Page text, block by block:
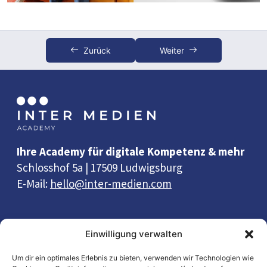
Einwilligung verwalten
Um dir ein optimales Erlebnis zu bieten, verwenden wir Technologien wie
Modern & natürlich
Minimalistisch & farbig
Modern & elegant (Schriften)
Geschwungen & statisch (Schriften)
Schmal & gefüllt (Icons)
Kompakt & luftig
Zurück Weiter
Ihre Academy für digitale Kompetenz & mehr
Schlosshof 5a | 17509 Ludwigsburg
E-Mail: hello@inter-medien.com
Quick Links
Wissen